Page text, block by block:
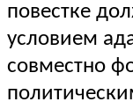
повестке
условием
совместно